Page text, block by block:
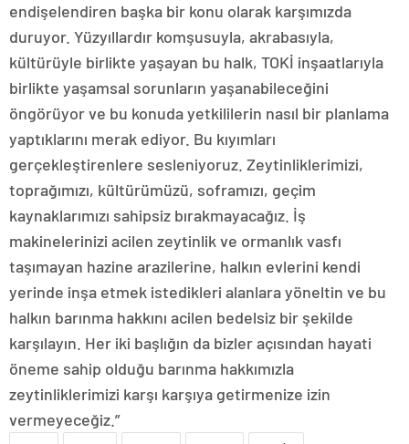
endişelendiren başka bir konu olarak karşımızda
duruyor. Yüzyıllardır komşusuyla, akrabasıyla,
kültürüyle birlikte yaşayan bu halk, TOKİ inşaatlarıyla
birlikte yaşamsal sorunların yaşanabileceğini
öngörüyor ve bu konuda yetkililerin nasıl bir planlama
yaptıklarını merak ediyor. Bu kıyımları
gerçekleştirenlere sesleniyoruz. Zeytinliklerimizi,
toprağımızı, kültürümüzü, soframızı, geçim
kaynaklarımızı sahipsiz bırakmayacağız. İş
makinelerinizi acilen zeytinlik ve ormanlık vasfı
taşımayan hazine arazilerine, halkın evlerini kendi
yerinde inşa etmek istedikleri alanlara yöneltin ve bu
halkın barınma hakkını acilen bedelsiz bir şekilde
karşılayın. Her iki başlığın da bizler açısından hayati
öneme sahip olduğu barınma hakkımızla
zeytinliklerimizi karşı karşıya getirmenize izin
vermeyeceğiz.”